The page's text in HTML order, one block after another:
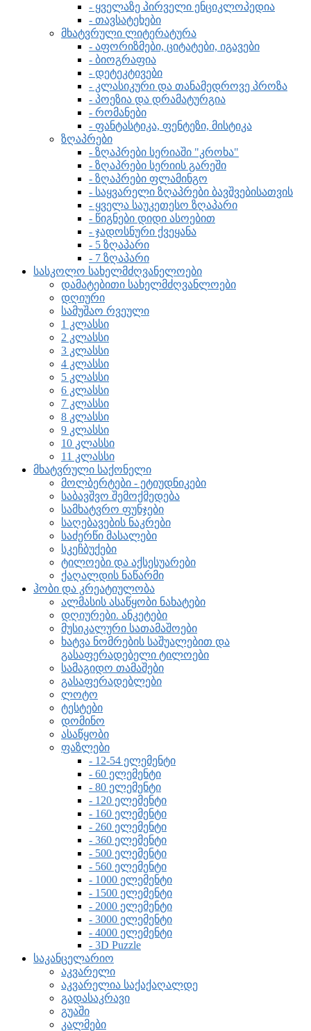
- ყველაზე პირველი ენციკლოპედია
- თავსატეხები
მხატვრული ლიტერატურა
- აფორიზმები, ციტატები, იგავები
- ბიოგრაფია
- დეტეკტივები
- კლასიკური და თანამედროვე პროზა
- პოეზია და დრამატურგია
- რომანები
- ფანტასტიკა, ფენტეზი, მისტიკა
ზღაპრები
- ზღაპრები სერიაში "კროხა"
- ზღაპრები სერიის გარეში
- ზღაპრები ფლამინგო
- საყვარელი ზღაპრები ბავშვებისათვის
- ყველა საუკეთესო ზღაპარი
- წიგნები დიდი ასოებით
- ჯადოსნური ქვეყანა
- 5 ზღაპარი
- 7 ზღაპარი
სასკოლო სახელმძღვანელოები
დამატებითი სახელმძღვანლოები
დღიური
სამუშაო რვეული
1 კლასსი
2 კლასსი
3 კლასსი
4 კლასსი
5 კლასსი
6 კლასსი
7 კლასსი
8 კლასსი
9 კლასსი
10 კლასსი
11 კლასსი
მხატვრული საქონელი
მოლბერტები - ეტიუდნიკები
საბავშვო შემოქმედება
სამხატვრო ფუნჯები
საღებავების ნაკრები
საძერწი მასალები
სკეჩბუქები
ტილოები და აქსესუარები
ქაღალდის ნაწარმი
ჰობი და კრეატიულობა
ალმასის ასაწყობი ნახატები
დღიურები. ანკეტები
მუსიკალური სათამაშოები
ხატვა ნომრების საშუალებით და
გასაფერადებელი ტილოები
სამაგიდო თამაშები
გასაფერადებლები
ლოტო
ტესტები
დომინო
ასაწყობი
ფაზლები
- 12-54 ელემენტი
- 60 ელემენტი
- 80 ელემენტი
- 120 ელემენტი
- 160 ელემენტი
- 260 ელემენტი
- 360 ელემენტი
- 500 ელემენტი
- 560 ელემენტი
- 1000 ელემენტი
- 1500 ელემენტი
- 2000 ელემენტი
- 3000 ელემენტი
- 4000 ელემენტი
- 3D Puzzle
საკანცელარიო
აკვარელი
აკვარელია საქაქაღალდე
გადასაკრავი
გუაში
კალმები